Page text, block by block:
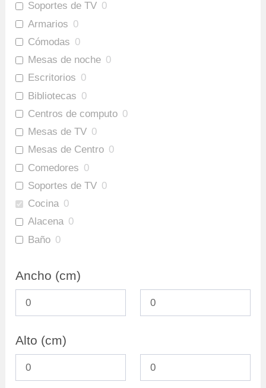
Soportes de TV 0
Armarios 0
Cómodas 0
Mesas de noche 0
Escritorios 0
Bibliotecas 0
Centros de computo 0
Mesas de TV 0
Mesas de Centro 0
Comedores 0
Soportes de TV 0
Cocina 0
Alacena 0
Baño 0
Mueble Bar
Repisas 0
Ancho (cm)
Alto (cm)